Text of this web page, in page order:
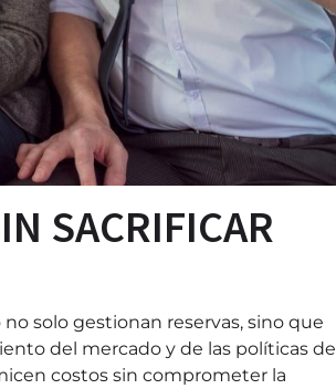
SACRIFICAR
solo gestionan reservas, sino que
del mercado y de las políticas de
costos sin comprometer la